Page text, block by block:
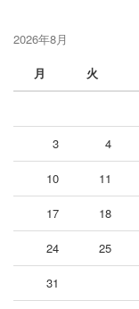
2026年8月
月
火
3 4
10 11
17 18
24 25
31